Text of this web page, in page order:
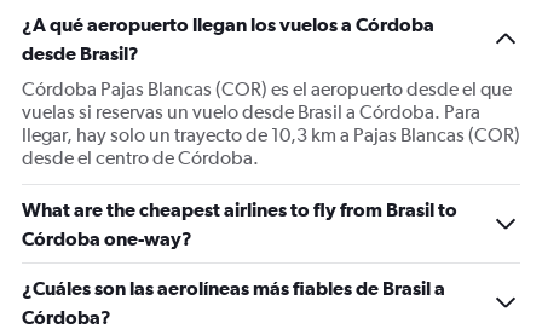
has
2
Y
displaying
Avg.
Price
and
Number
of
flights.
¿A qué aeropuerto llegan los vuelos a Córdoba
desde Brasil?
Córdoba Pajas Blancas (COR) es el aeropuerto desde el que
vuelas si reservas un vuelo desde Brasil a Córdoba. Para
llegar, hay solo un trayecto de 10,3 km a Pajas Blancas (COR)
desde el centro de Córdoba.
What are the cheapest airlines to fly from Brasil to
Córdoba one-way?
¿Cuáles son las aerolíneas más fiables de Brasil a
Córdoba?